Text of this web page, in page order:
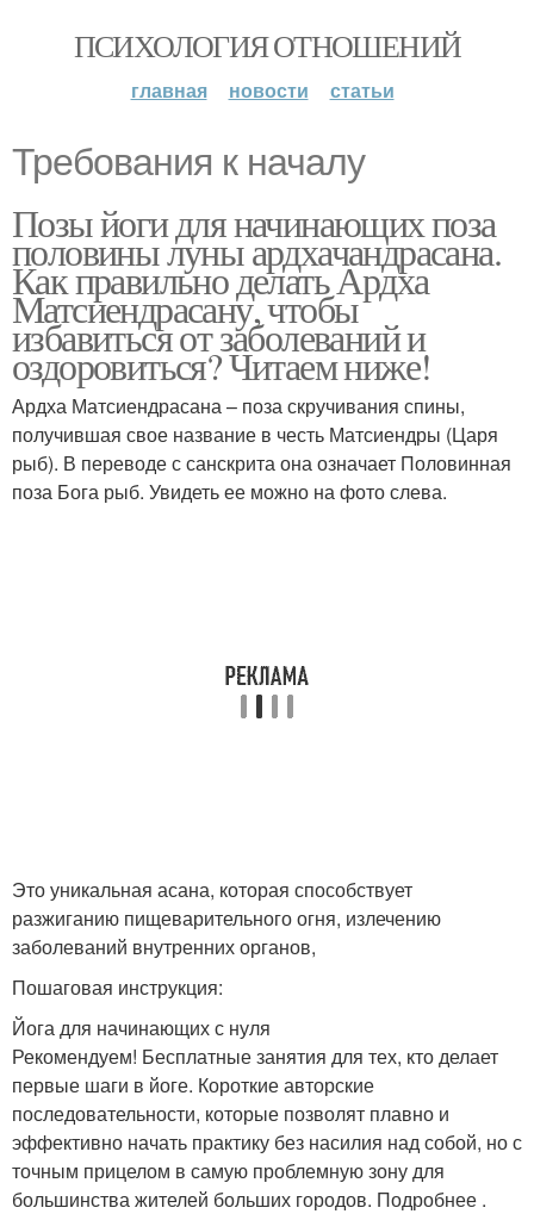
ПСИХОЛОГИЯ ОТНОШЕНИЙ
главная новости статьи
Требования к началу
Позы йоги для начинающих поза
половины луны ардхачандрасана.
Как правильно делать Ардха
Матсиендрасану, чтобы
избавиться от заболеваний и
оздоровиться? Читаем ниже!
Ардха Матсиендрасана – поза скручивания спины,
получившая свое название в честь Матсиендры (Царя
рыб). В переводе с санскрита она означает Половинная
поза Бога рыб. Увидеть ее можно на фото слева.
Это уникальная асана, которая способствует
разжиганию пищеварительного огня, излечению
заболеваний внутренних органов,
Пошаговая инструкция:
Йога для начинающих с нуля
Рекомендуем! Бесплатные занятия для тех, кто делает
первые шаги в йоге. Короткие авторские
последовательности, которые позволят плавно и
эффективно начать практику без насилия над собой, но с
точным прицелом в самую проблемную зону для
большинства жителей больших городов. Подробнее .